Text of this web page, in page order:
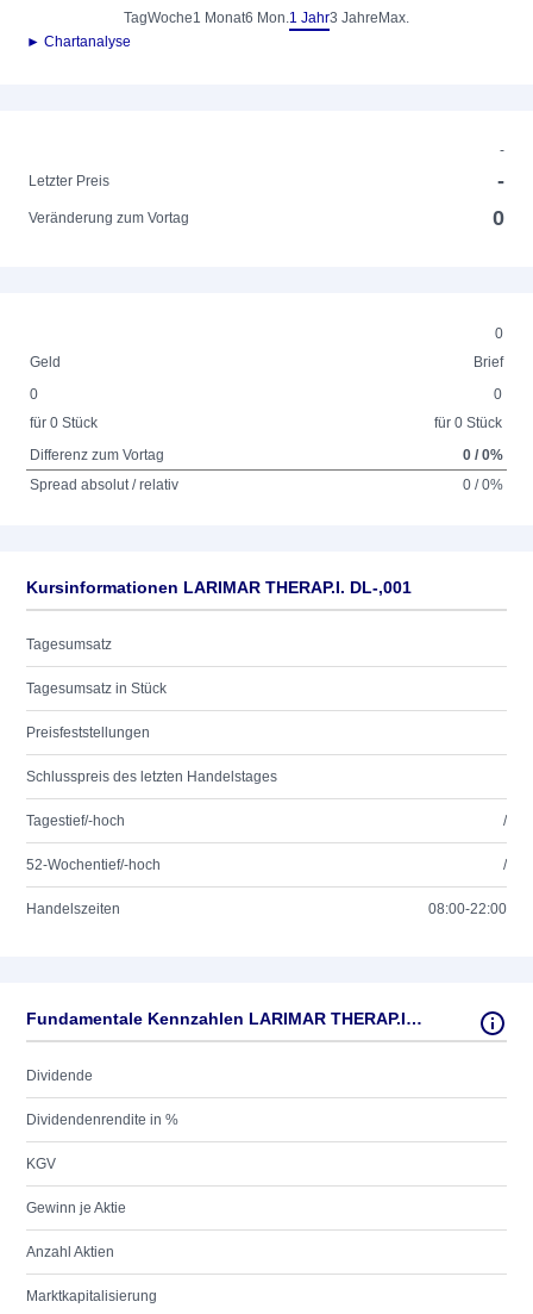
TagWoche1 Monat6 Mon.1 Jahr3 Jahre Max.
► Chartanalyse
-
Letzter Preis
-
Veränderung zum Vortag 0
0
Geld
Brief
0
für 0 Stück
0
für 0 Stück
Differenz zum Vortag
0 / 0%
Spread absolut / relativ
0 / 0%
Kursinformationen LARIMAR THERAP.I. DL-,001
Tagesumsatz
Tagesumsatz in Stück
Preisfeststellungen
Schlusspreis des letzten Handelstages
Tagestief/-hoch /
52-Wochentief/-hoch /
Handelszeiten 08:00-22:00
Fundamentale Kennzahlen LARIMAR THERAP.I. DL-,001
Dividende
Dividendenrendite in %
KGV
Gewinn je Aktie
Anzahl Aktien
Marktkapitalisierung